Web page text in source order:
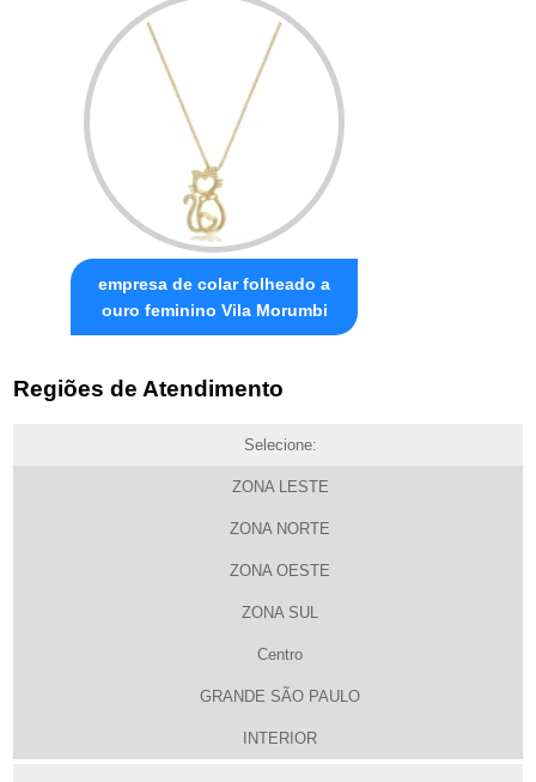
empresa de colar folheado a
ouro feminino Vila Morumbi
Regiões de Atendimento
Selecione:
ZONA LESTE
ZONA NORTE
ZONA OESTE
ZONA SUL
Centro
GRANDE SÃO PAULO
INTERIOR